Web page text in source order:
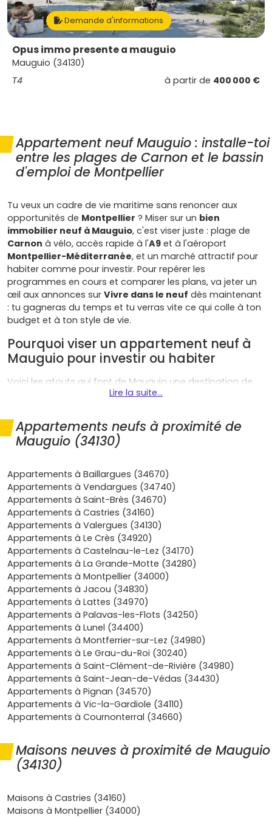
Demande d'informations
Opus immo presente a mauguio
Mauguio (34130)
T4
à partir de 400 000 €
Appartement neuf Mauguio : installe-toi
entre les plages de Carnon et le bassin
d'emploi de Montpellier
Tu veux un cadre de vie maritime sans renoncer aux
opportunités de Montpellier ? Miser sur un bien
immobilier neuf à Mauguio, c'est viser juste : plage de
Carnon à vélo, accès rapide à l'A9 et à l'aéroport
Montpellier-Méditerranée, et un marché attractif pour
habiter comme pour investir. Pour repérer les
programmes en cours et comparer les plans, va jeter un
œil aux annonces sur Vivre dans le neuf dès maintenant
: tu gagneras du temps et tu verras vite ce qui colle à ton
budget et à ton style de vie.
Pourquoi viser un appartement neuf à
Mauguio pour investir ou habiter
Voici les atouts qui font de Mauguio une destination de
choix pour ton projet immobilier :
l'Oret les pôles d'emplois (zones deFréjorgues
Parc Expo, aéroport), Mauguio te place au cœur de
des emplacements pratiques, proches des
commerces et destransports(D66/A709, bus vers
Montpellier).
Demande locative solide: saisonnier à
Plage, longue durée côtécentre-ville
Résultat : bonneliquidité à la revente
remplissage facilité, que tu choisisses la résidence
principale ou l'investissement.
Confort et normes : unlogement RE 2020
2012 selon livraison) t'apporte isolation thermique et
acoustique optimisée, faibles charges et
équipements modernes (ascenseur, stationnement,
locaux vélos). En bonus, lesfrais de notaire réduits
autour de 2 à 3 %.
Fiscalité: selon l'adresse et les critères du
programme, tu peux viser un investissement en
Pinel+sur la métropole montpelliéraine, ou du
meublé en LMNPpour une gestion souple.
Quels types d'appartement neuf à
Mauguio trouver selon ton projet
Le marché mauguiolan propose plusieurs configurations
pour s'adapter à tes besoins :
placement. Cible les secteurs bien reliés (axes D66,
zones d'emplois deFréjorgues
Lire la suite...
Appartements neufs à proximité de
Mauguio (34130)
Appartements à Baillargues (34670)
Appartements à Vendargues (34740)
Appartements à Saint-Brès (34670)
Appartements à Castries (34160)
Appartements à Valergues (34130)
Appartements à Le Crès (34920)
Appartements à Castelnau-le-Lez (34170)
Appartements à La Grande-Motte (34280)
Appartements à Montpellier (34000)
Appartements à Jacou (34830)
Appartements à Lattes (34970)
Appartements à Palavas-les-Flots (34250)
Appartements à Lunel (34400)
Appartements à Montferrier-sur-Lez (34980)
Appartements à Le Grau-du-Roi (30240)
Appartements à Saint-Clément-de-Rivière (34980)
Appartements à Saint-Jean-de-Védas (34430)
Appartements à Pignan (34570)
Appartements à Vic-la-Gardiole (34110)
Appartements à Cournonterral (34660)
Maisons neuves à proximité de Mauguio
(34130)
Maisons à Castries (34160)
Maisons à Montpellier (34000)